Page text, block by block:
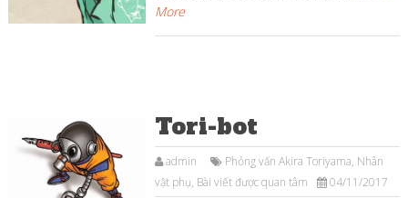
More
Tori-bot
admin Phỏng vấn Akira Toriyama, Nhân
vật phụ, Bài viết được quan tâm 04/11/2017